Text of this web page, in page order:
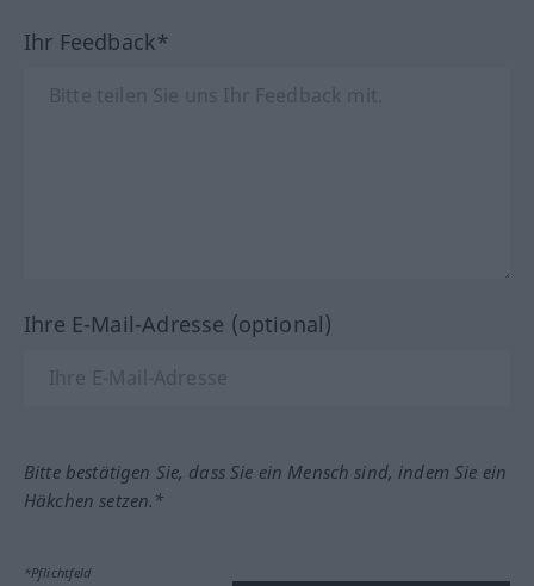
Ihr Feedback*
Ihre E-Mail-Adresse (optional)
Bitte bestätigen Sie, dass Sie ein Mensch sind, indem Sie ein
Häkchen setzen.*
*Pflichtfeld